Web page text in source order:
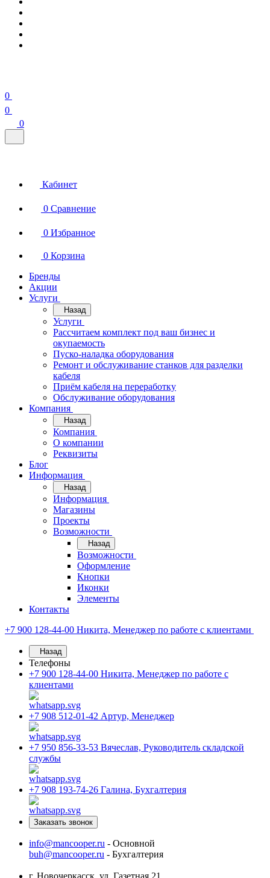
0
0
0
Кабинет
0 Сравнение
0 Избранное
0 Корзина
Бренды
Акции
Услуги
Назад
Услуги
Рассчитаем комплект под ваш бизнес и
окупаемость
Пуско-наладка оборудования
Ремонт и обслуживание станков для разделки
кабеля
Приём кабеля на переработку
Обслуживание оборудования
Компания
Назад
Компания
О компании
Реквизиты
Блог
Информация
Назад
Информация
Магазины
Проекты
Возможности
Назад
Возможности
Оформление
Кнопки
Иконки
Элементы
Контакты
+7 900 128-44-00 Никита, Менеджер по работе с клиентами
Назад
Телефоны
+7 900 128-44-00 Никита, Менеджер по работе с
клиентами
+7 908 512-01-42 Артур, Менеджер
+7 950 856-33-53 Вячеслав, Руководитель складской
службы
+7 908 193-74-26 Галина, Бухгалтерия
Заказать звонок
info@mancooper.ru - Основной
buh@mancooper.ru - Бухгалтерия
г. Новочеркасск, ул. Газетная 21